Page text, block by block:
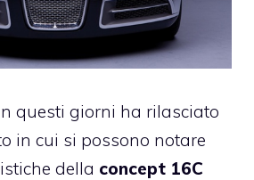
questi giorni ha rilasciato
in cui si possono notare
della concept 16C